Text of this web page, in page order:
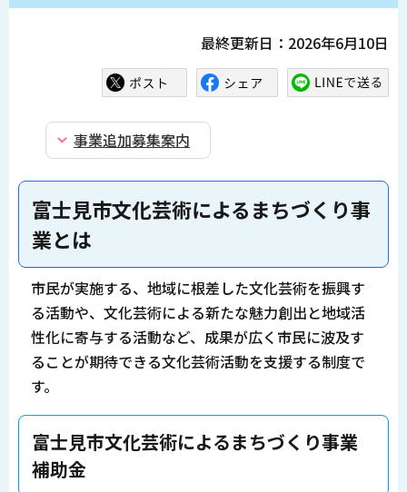
か
最終更新日：2026年6月10日
事業追加募集案内
富士見市文化芸術によるまちづくり事
業とは
市民が実施する、地域に根差した文化芸術を振興す
る活動や、文化芸術による新たな魅力創出と地域活
性化に寄与する活動など、成果が広く市民に波及す
ることが期待できる文化芸術活動を支援する制度で
す。
富士見市文化芸術によるまちづくり事業
補助金